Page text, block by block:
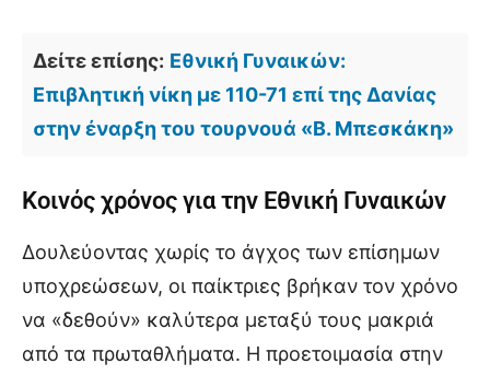
Δείτε επίσης: Εθνική Γυναικών:
Επιβλητική νίκη με 110-71 επί της Δανίας
στην έναρξη του τουρνουά «Β. Μπεσκάκη»
Κοινός χρόνος για την Εθνική Γυναικών
Δουλεύοντας χωρίς το άγχος των επίσημων
υποχρεώσεων, οι παίκτριες βρήκαν τον χρόνο
να «δεθούν» καλύτερα μεταξύ τους μακριά
από τα πρωταθλήματα. Η προετοιμασία στην